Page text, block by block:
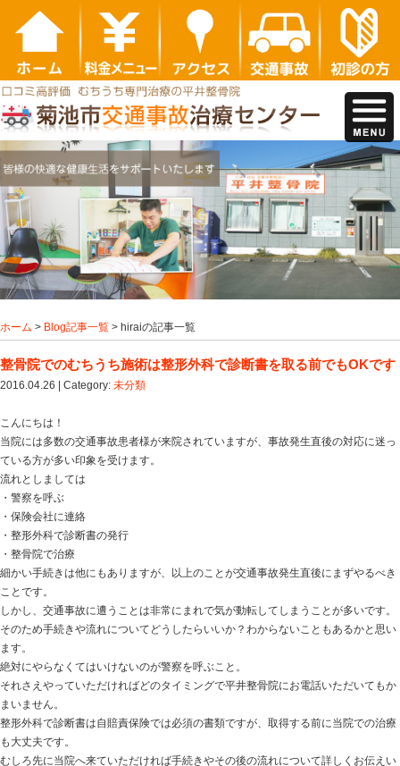
ホーム> Blog記事一覧
整骨院でのむちうち施術は整形外科で診断
2016.04.26 | Category:
こんにちは！
当院には多数の交通事故患者様が来院されていますが、
ている方が多い印象を受けます。
流れとしましては
・警察を呼ぶ
・保険会社に連絡